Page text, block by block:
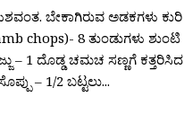
ಬೇಕಾಗಿರುವ ಅಡಕಗಳು ಕುರಿ
chops)- 8 ತುಂಡುಗಳು ಶುಂಟಿ
– 1 ದೊಡ್ಡ ಚಮಚ ಸಣ್ಣಗೆ ಕತ್ತರಿಸಿದ
– 1/2 ಬಟ್ಟಲು...